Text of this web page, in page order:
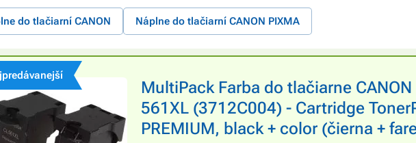
do tlačiarní CANON Náplne do tlačiarní CANON PIXMA
MultiPack Farba do tlačiarne CANON
561XL (3712C004) - Cartridge
PREMIUM, black + color (čierna +